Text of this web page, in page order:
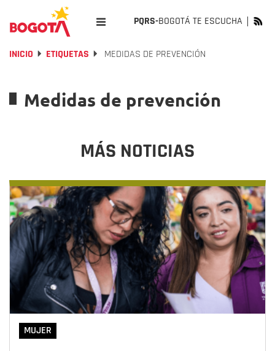
PQRS-BOGOTÁ TE ESCUCHA
INICIO ETIQUETAS MEDIDAS DE PREVENCIÓN
Medidas de prevención
MÁS NOTICIAS
MUJER